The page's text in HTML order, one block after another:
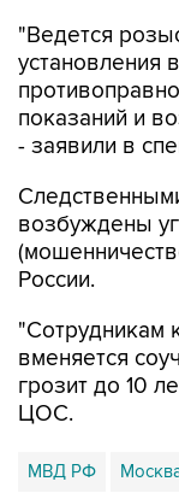
"Ведется
установления
показаний и
- заявили в
возбуждены
России.
"Сотрудникам
вменяется
грозит до 10
ЦОС.
МВД РФ